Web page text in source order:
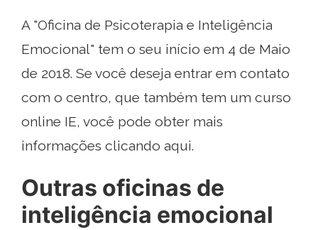
A "Oficina de Psicoterapia e Inteligência
Emocional" tem o seu início em 4 de Maio
de 2018. Se você deseja entrar em contato
com o centro, que também tem um curso
online IE, você pode obter mais
informações clicando aqui.
Outras oficinas de
inteligência emocional